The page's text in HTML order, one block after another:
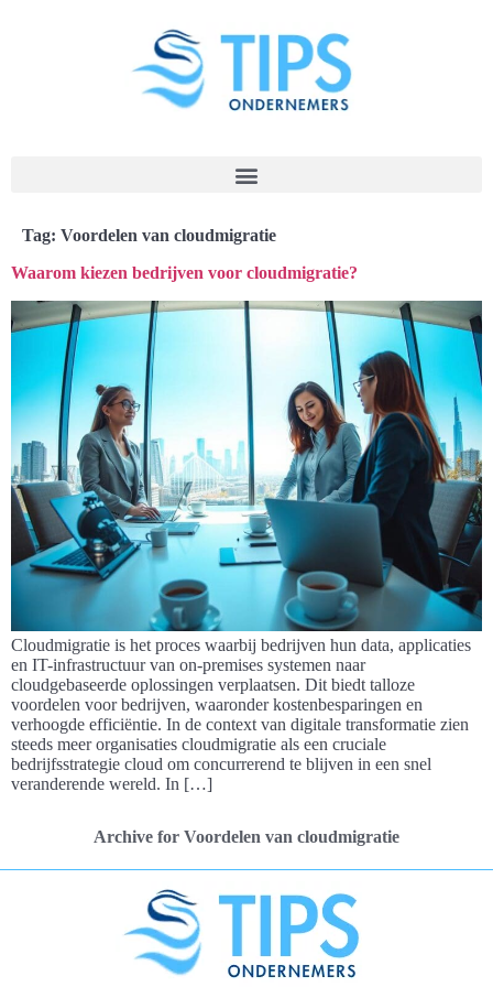
Tag: Voordelen van cloudmigratie
Waarom kiezen bedrijven voor cloudmigratie?
Cloudmigratie is het proces waarbij bedrijven hun data, applicaties
en IT-infrastructuur van on-premises systemen naar
cloudgebaseerde oplossingen verplaatsen. Dit biedt talloze
voordelen voor bedrijven, waaronder kostenbesparingen en
verhoogde efficiëntie. In de context van digitale transformatie zien
steeds meer organisaties cloudmigratie als een cruciale
bedrijfsstrategie cloud om concurrerend te blijven in een snel
veranderende wereld. In […]
Archive for Voordelen van cloudmigratie